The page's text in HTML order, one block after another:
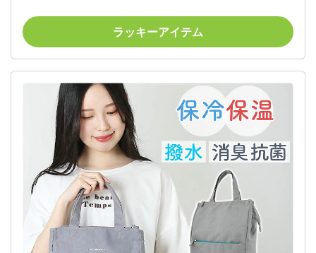
ッグ シンプル OL 学生 女性 保冷バック matka マトカ
ギフト 贈り物
ラッキーアイテム